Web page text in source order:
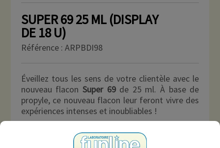
SUPER 69 25 ML (DISPLAY
DE 18 U)
Référence : ARPBDI98
Éveillez tous les sens de votre clientèle avec le
nouveau flacon Super 69 de 25 ml. À base de
propyle, ce nouveau flacon leur feront vivre des
expériences intenses et inoubliables !
EN SAVOIR PLUS